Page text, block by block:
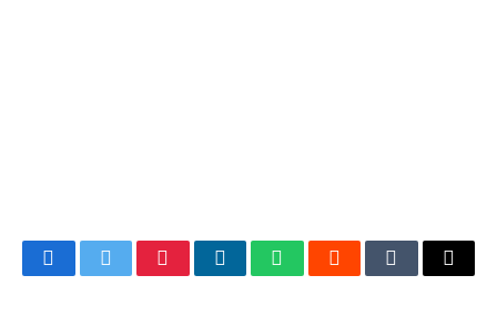
FacebookTwitterPinterestLinkedInWhatsAppRedditTumblrEmail